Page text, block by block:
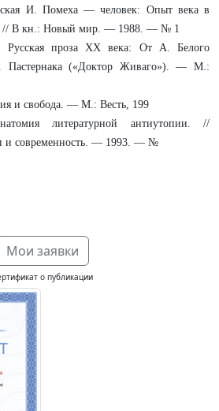
И. Помеха — человек: Опыт века в
// В кн.: Новый мир. — 1988. — № 1
Русская проза XX века: От А. Белого
Пастернака («Доктор Живаго»). — М.:
и свобода. — М.: Весть, 199
литературной антиутопии. //
и современность. — 1993. — №
Мои заявки
о публикации